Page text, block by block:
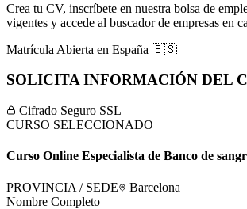
Crea tu CV, inscríbete en nuestra bolsa de
vigentes y accede al buscador de empresas en
Matrícula Abierta en España 🇪🇸
SOLICITA INFORMACIÓN DEL
Cifrado Seguro SSL
CURSO SELECCIONADO
Curso Online Especialista de Banco de
PROVINCIA / SEDE
Barcelona
Nombre Completo